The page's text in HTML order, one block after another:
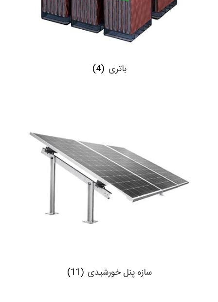
باتری (4)
سازه پنل خورشیدی (11)